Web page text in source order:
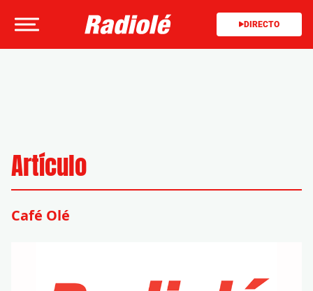
DIRECTO
Artículo
Café Olé